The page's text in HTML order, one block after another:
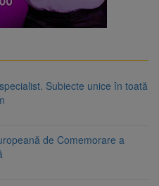
Subiecte unice în toată
de Comemorare a